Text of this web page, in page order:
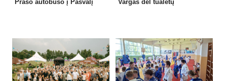
Prašo autobuso į Pasvalį Vargas dėl tualetų